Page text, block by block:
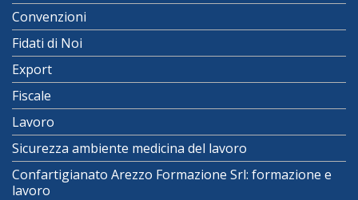
Convenzioni
Fidati di Noi
Export
Fiscale
Lavoro
Sicurezza ambiente medicina del lavoro
Confartigianato Arezzo Formazione Srl: formazione e
lavoro